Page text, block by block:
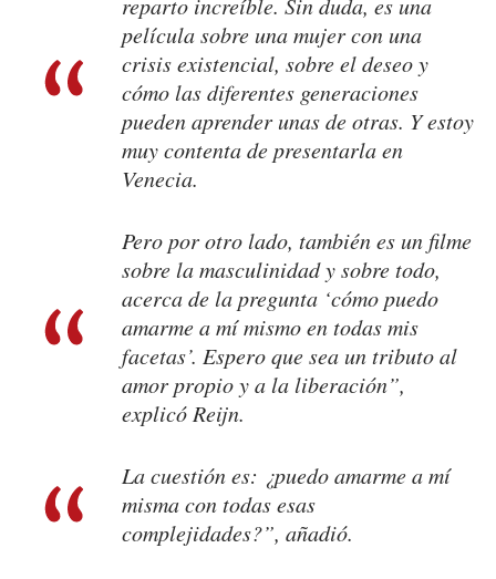
reparto increíble. Sin duda, es una
película sobre una mujer con una
crisis existencial, sobre el deseo y
cómo las diferentes generaciones
pueden aprender unas de otras. Y estoy
muy contenta de presentarla en
Venecia.
Pero por otro lado, también es un filme
sobre la masculinidad y sobre todo,
acerca de la pregunta ‘cómo puedo
amarme a mí mismo en todas mis
facetas’. Espero que sea un tributo al
amor propio y a la liberación”,
explicó Reijn.
La cuestión es: ¿puedo amarme a mí
misma con todas esas
complejidades?”, añadió.